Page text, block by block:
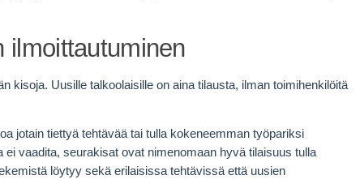
ilmoittautuminen
kisoja. Uusille talkoolaisille on aina tilausta, ilman toimihenkilöitä
jotain tiettyä tehtävää tai tulla kokeneemman työpariksi
ei vaadita, seurakisat ovat nimenomaan hyvä tilaisuus tulla
löytyy sekä erilaisissa tehtävissä että uusien